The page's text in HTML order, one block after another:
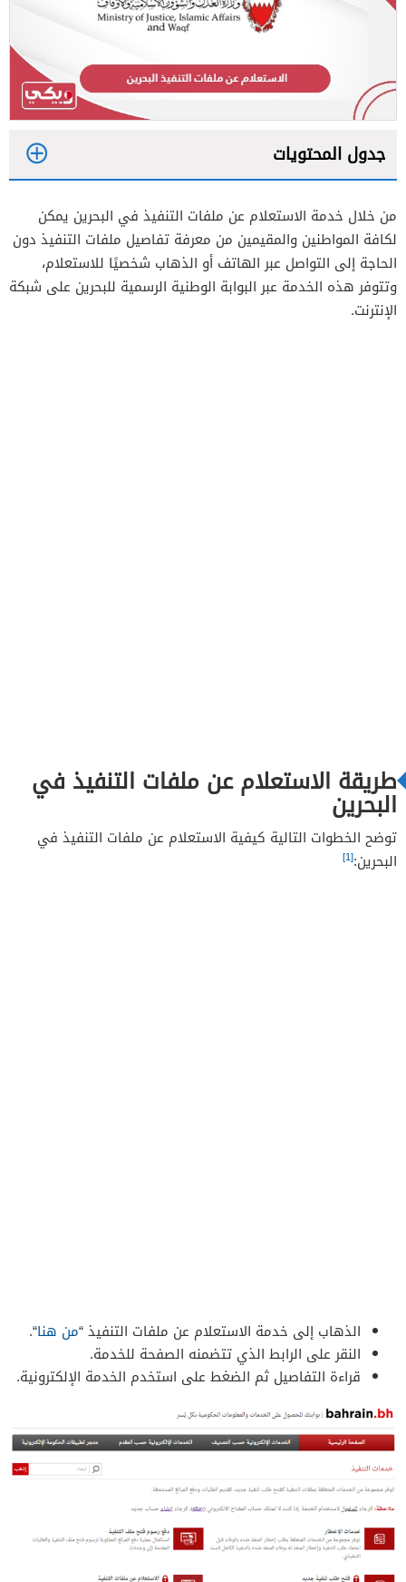
جدول المحتويات
2
من خلال خدمة الاستعلام عن ملفات التنفيذ في البحرين يمكن
لكافة المواطنين والمقيمين من معرفة تفاصيل ملفات التنفيذ دون
الحاجة إلى التواصل عبر الهاتف أو الذهاب شخصيًا للاستعلام،
وتتوفر هذه الخدمة عبر البوابة الوطنية الرسمية للبحرين على شبكة
الإنترنت.
طريقة الاستعلام عن ملفات التنفيذ في
البحرين
توضح الخطوات التالية كيفية الاستعلام عن ملفات التنفيذ في
البحرين:[1]
الذهاب إلى خدمة الاستعلام عن ملفات التنفيذ “من هنا“.
النقر على الرابط الذي تتضمنه الصفحة للخدمة.
قراءة التفاصيل ثم الضغط على استخدم الخدمة الإلكترونية.